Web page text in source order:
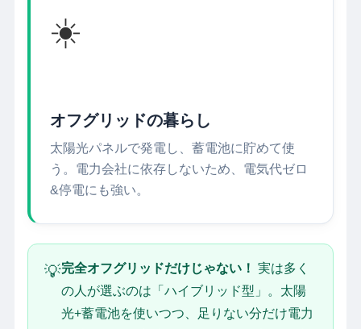
☀️
オフグリッドの暮らし
太陽光パネルで発電し、蓄電池に貯めて使
う。電力会社に依存しないため、電気代ゼロ
&停電にも強い。
💡完全オフグリッドだけじゃない！ 実は多く
の人が選ぶのは「ハイブリッド型」。太陽
光+蓄電池を使いつつ、足りない分だけ電力